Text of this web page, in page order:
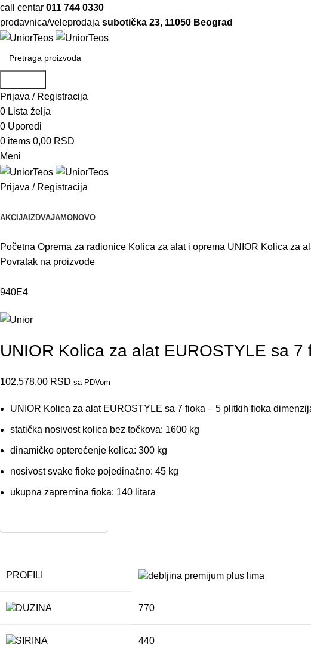
call centar 011 744 0330
prodavnica/veleprodaja subotička 23, 11050 Beograd
Prijava / Registracija
0 Lista želja
0 Uporedi
0 items 0,00 RSD
Meni
Prijava / Registracija
AKCIJAIZDVAJAMONOVO
Početna Oprema za radionice Kolica za alat i oprema UNIOR Kolica za
Povratak na proizvode
940E4
UNIOR Kolica za alat EUROSTYLE sa 7
102.578,00 RSD sa PDVom
UNIOR Kolica za alat EUROSTYLE sa 7 fioka – 5 plitkih fioka
statička nosivost kolica bez točkova: 1600 kg
dinamičko opterećenje kolica: 300 kg
nosivost svake fioke pojedinačno: 45 kg
ukupna zapremina fioka: 140 litara
PROFILI
770
440